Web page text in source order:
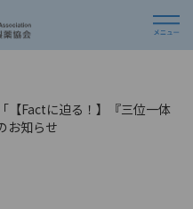
【Factに迫る！】『三位一体
お知らせ